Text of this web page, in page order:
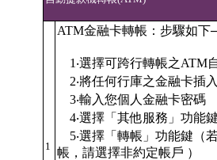
1
ATM金融卡轉帳：步驟如下
1‧選擇可跨行轉帳之ATM
2‧將任何行庫之金融卡插
3‧輸入您個人金融卡密碼
4‧選擇「其他服務」功能鍵
5‧選擇「轉帳」功能鍵（
帳，請選擇非約定帳戶 ）